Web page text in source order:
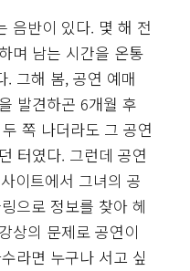
음반이 있다. 몇 해 전
며 남는 시간을 온통
. 그해 봄, 공연 예매
발견하곤 6개월 후
쪽 나더라도 그 공연
터였다. 그런데 공연
이트에서 그녀의 공
으로 정보를 찾아 헤
상의 문제로 공연이
라면 누구나 서고 싶